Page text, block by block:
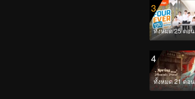
3
ทั้งหมด 25 ตอน
4
ทั้งหมด 21 ตอน